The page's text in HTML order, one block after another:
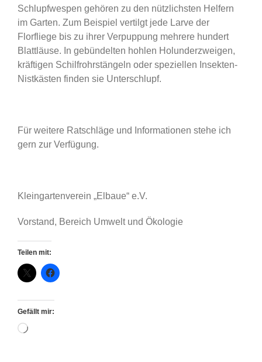
Schlupfwespen gehören zu den nützlichsten Helfern
im Garten. Zum Beispiel vertilgt jede Larve der
Florfliege bis zu ihrer Verpuppung mehrere hundert
Blattläuse. In gebündelten hohlen Holunderzweigen,
kräftigen Schilfrohrstängeln oder speziellen Insekten-
Nistkästen finden sie Unterschlupf.
Für weitere Ratschläge und Informationen stehe ich
gern zur Verfügung.
Kleingartenverein „Elbaue“ e.V.
Vorstand, Bereich Umwelt und Ökologie
Teilen mit:
Gefällt mir:
Wird